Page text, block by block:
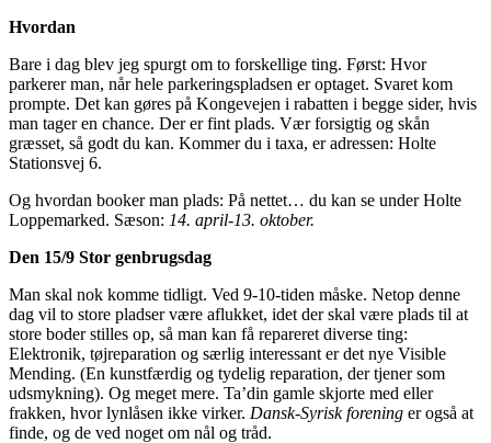
Hvordan
Bare i dag blev jeg spurgt om to forskellige ting. Først: Hvor
parkerer man, når hele parkeringspladsen er optaget. Svaret kom
prompte. Det kan gøres på Kongevejen i rabatten i begge sider, hvis
man tager en chance. Der er fint plads. Vær forsigtig og skån
græsset, så godt du kan. Kommer du i taxa, er adressen: Holte
Stationsvej 6.
Og hvordan booker man plads: På nettet… du kan se under Holte
Loppemarked. Sæson: 14. april-13. oktober.
Den 15/9 Stor genbrugsdag
Man skal nok komme tidligt. Ved 9-10-tiden måske. Netop denne
dag vil to store pladser være aflukket, idet der skal være plads til at
store boder stilles op, så man kan få repareret diverse ting:
Elektronik, tøjreparation og særlig interessant er det nye Visible
Mending. (En kunstfærdig og tydelig reparation, der tjener som
udsmykning). Og meget mere. Ta’din gamle skjorte med eller
frakken, hvor lynlåsen ikke virker. Dansk-Syrisk forening er også at
finde, og de ved noget om nål og tråd.